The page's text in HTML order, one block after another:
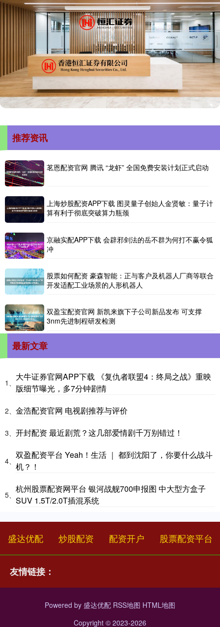
推荐资讯
茗恩配资官网 腾讯 “龙虾” 全国免费安装计划正式启动
上海炒股配资APP下载 图灵量子创始人金贤敏：量子计
算有利于彻底突破算力瓶颈
京融实配APP下载 会辟邪剑法的岳不群为何打不赢令狐
冲
股票如何配资 豪森智能：正与客户及机器人厂商等联合
开发适配工业场景的人形机器人
双盈宝配资官网 新凯来旗下子公司新品发布 可支撑
3nm先进制程研发检测
最新文章
1、
大牛证券官网APP下载 《复仇者联盟4：终局之战》重映
版细节曝光，多7分钟剧情
2、 金浩配资官网 电视剧推荐与评价
3、 开封配资 最近剧荒？这几部爱情剧千万别错过！
4、
双盈配资平台 Yeah！生活 ｜ 都到沈阳了，你要什么战斗
机？！
5、
杭州股票配资网平台 银河战舰700申报图 中大型方盒子
SUV 1.5T/2.0T插混系统
盛达优配 炒股配资 配资开户 股票配资平台
友情链接：
Powered by 盛达优配 RSS地图 HTML地图
Copyright © 2023-2026